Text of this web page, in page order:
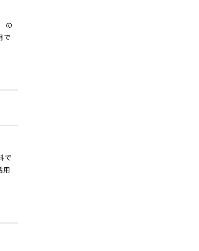
の
で
で
用